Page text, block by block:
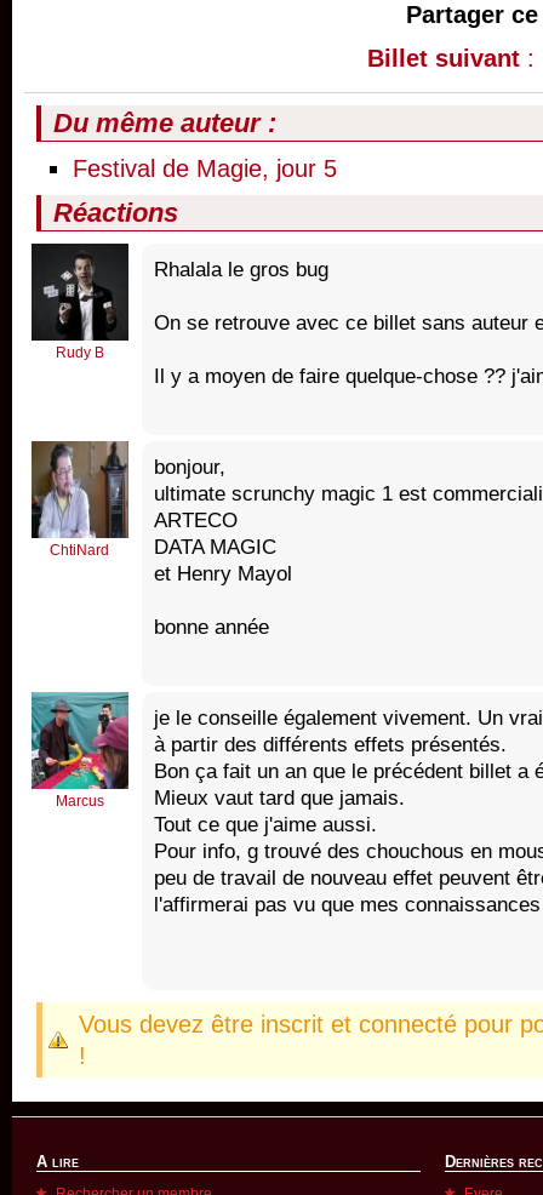
Partager
Billet suivant :
Du même auteur :
Festival de Magie, jour 5
Réactions
Rudy B
Rhalala le gros bug
On se retrouve avec ce billet sans auteur
Il y a moyen de faire quelque-chose ??
ChtiNard
bonjour,
ultimate scrunchy magic 1 est
ARTECO
DATA MAGIC
et Henry Mayol
bonne année
Marcus
je le conseille également vivement. Un
à partir des différents effets présentés.
Bon ça fait un an que le précédent billet a
Mieux vaut tard que jamais.
Tout ce que j'aime aussi.
Pour info, g trouvé des chouchous en
peu de travail de nouveau effet peuvent
l'affirmerai pas vu que mes
Vous devez être inscrit et connecté pour
!
A lire Dernières